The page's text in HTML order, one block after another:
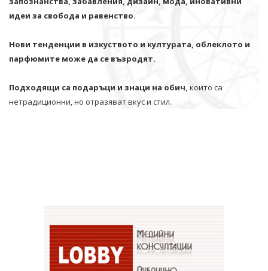
идеи за свобода и равенство.
Нови тенденции в изкуството и културата, облеклото и
парфюмите може да се възродят.
Подходящи са подаръци и знаци на обич, които са
нетрадиционни, но отразяват вкус и стил.